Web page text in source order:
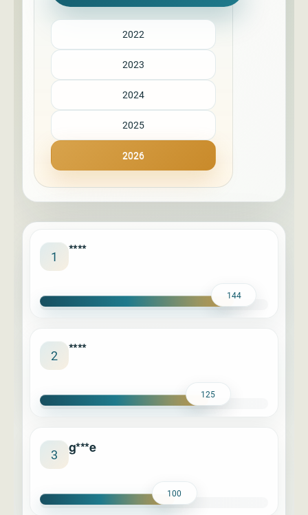
2022
2023
2024
2025
2026
1 ****
144
2 ****
125
3 g***e
100